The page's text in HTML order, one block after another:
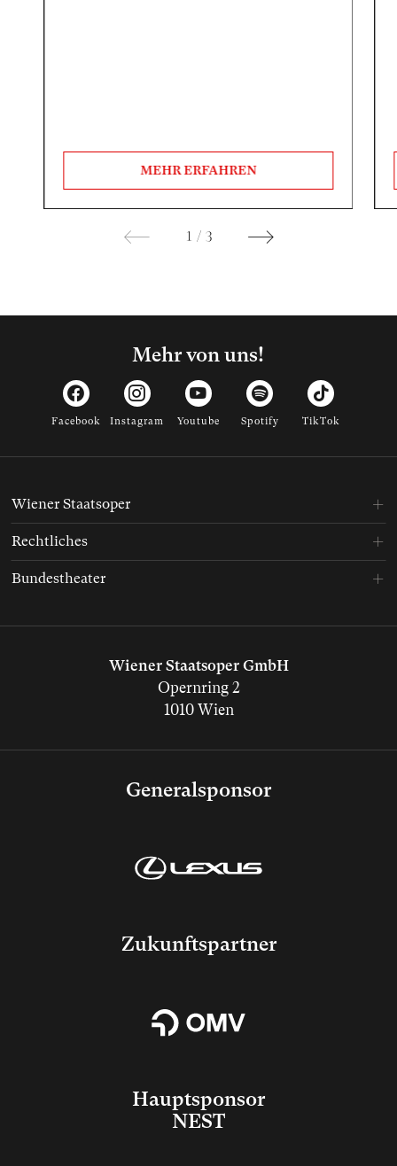
MEHR ERFAHREN
1 / 3
Mehr von uns!
Facebook Instagram Youtube Spotify TikTok
Generalsponsor
Zukunftspartner
Hauptsponsor
NEST
Wiener Staatsoper GmbH
Opernring 2
1010 Wien
Wiener Staatsoper
Rechtliches
Bundestheater